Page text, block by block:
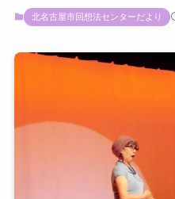
北名古屋市回想法センターだより